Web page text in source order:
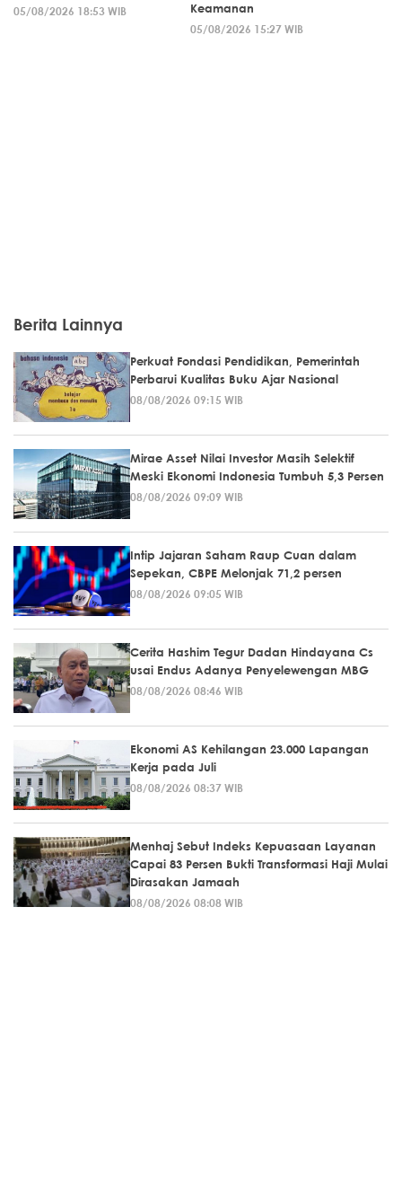
05/08/2026 18:53 WIB
Keamanan
05/08/2026 15:27 WIB
Berita Lainnya
Perkuat Fondasi Pendidikan, Pemerintah
Perbarui Kualitas Buku Ajar Nasional
08/08/2026 09:15 WIB
Mirae Asset Nilai Investor Masih Selektif
Meski Ekonomi Indonesia Tumbuh 5,3 Persen
08/08/2026 09:09 WIB
Intip Jajaran Saham Raup Cuan dalam
Sepekan, CBPE Melonjak 71,2 persen
08/08/2026 09:05 WIB
Cerita Hashim Tegur Dadan Hindayana Cs
usai Endus Adanya Penyelewengan MBG
08/08/2026 08:46 WIB
Ekonomi AS Kehilangan 23.000 Lapangan
Kerja pada Juli
08/08/2026 08:37 WIB
Menhaj Sebut Indeks Kepuasaan Layanan
Capai 83 Persen Bukti Transformasi Haji Mulai
Dirasakan Jamaah
08/08/2026 08:08 WIB